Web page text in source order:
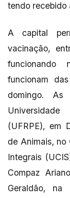
tendo recebido
A capital
vacinação,
funcionando
funcionam
domingo.
(UFRPE), em
de Animais,
Integrais
Compaz
Geraldão, na